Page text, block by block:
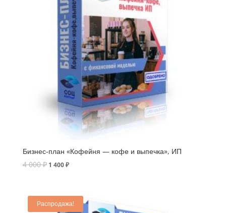
Бизнес-план «Кофейня — кофе и выпечка», ИП
4 000₽ 1 400₽
Распродажа!